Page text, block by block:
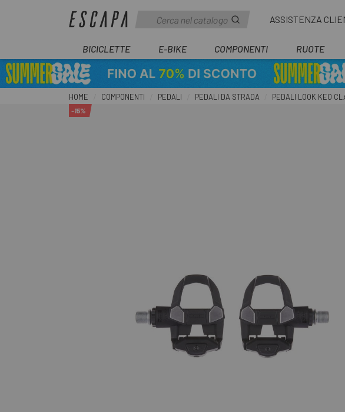
ASSISTENZA
BICICLETTE E-BIKE COMPONENTI RUOTE
HOME COMPONENTI PEDALI PEDALI DA STRADA PEDALI LOOK KEO
-15%